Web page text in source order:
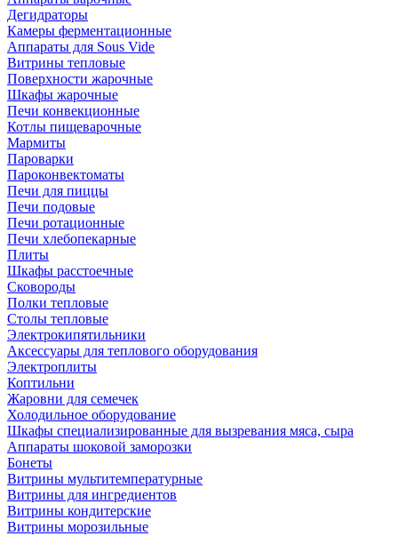
Дегидраторы
Камеры ферментационные
Аппараты для Sous Vide
Витрины тепловые
Поверхности жарочные
Шкафы жарочные
Печи конвекционные
Котлы пищеварочные
Мармиты
Пароварки
Пароконвектоматы
Печи для пиццы
Печи подовые
Печи ротационные
Печи хлебопекарные
Плиты
Шкафы расстоечные
Сковороды
Полки тепловые
Столы тепловые
Электрокипятильники
Аксессуары для теплового оборудования
Электроплиты
Коптильни
Жаровни для семечек
Холодильное оборудование
Шкафы специализированные для вызревания мяса, сыра
Аппараты шоковой заморозки
Бонеты
Витрины мультитемпературные
Витрины для ингредиентов
Витрины кондитерские
Витрины морозильные